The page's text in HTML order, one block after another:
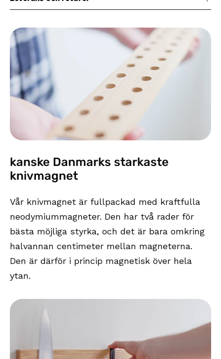
kanske Danmarks starkaste
knivmagnet
Vår knivmagnet är fullpackad med kraftfulla
neodymiummagneter. Den har två rader för
bästa möjliga styrka, och det är bara omkring
halvannan centimeter mellan magneterna.
Den är därför i princip magnetisk över hela
ytan.